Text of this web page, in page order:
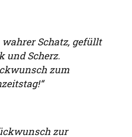
wahrer Schatz, gefüllt
und Scherz.
zum
zur